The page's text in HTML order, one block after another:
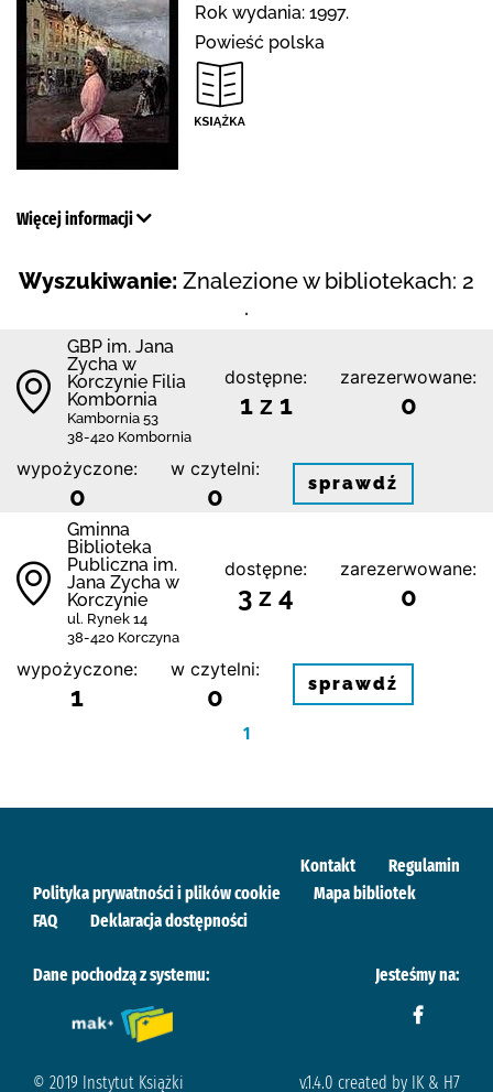
Rok wydania: 1997.
Powieść polska
Więcej informacji
Wyszukiwanie: Znalezione w bibliotekach: 2
.
GBP im. Jana
Zycha w
Korczynie Filia
Kombornia
Kambornia 53
38-420 Kombornia
dostępne:
1 z 1
zarezerwowane:
0
wypożyczone:
0
w czytelni:
0 sprawdź
Gminna
Biblioteka
Publiczna im.
Jana Zycha w
Korczynie
ul. Rynek 14
38-420 Korczyna
dostępne:
3 z 4
zarezerwowane:
0
wypożyczone:
1
w czytelni:
0 sprawdź
1
Kontakt
Regulamin
Polityka prywatności i plików cookie
Mapa bibliotek
FAQ
Deklaracja dostępności
Dane pochodzą z systemu: Jesteśmy na:
© 2019 Instytut Książki v.1.4.0 created by IK & H7